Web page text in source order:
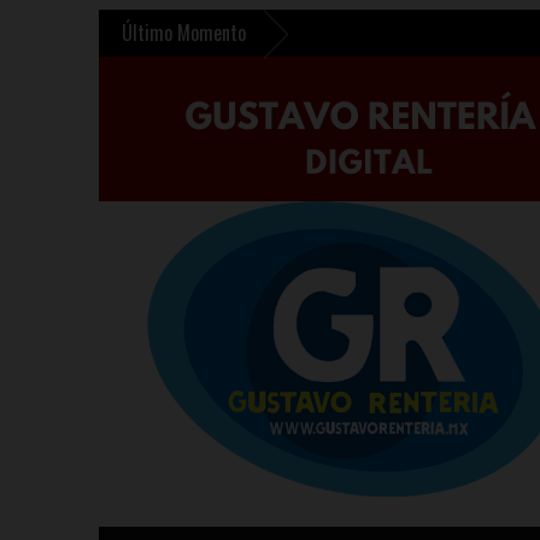
Último Momento